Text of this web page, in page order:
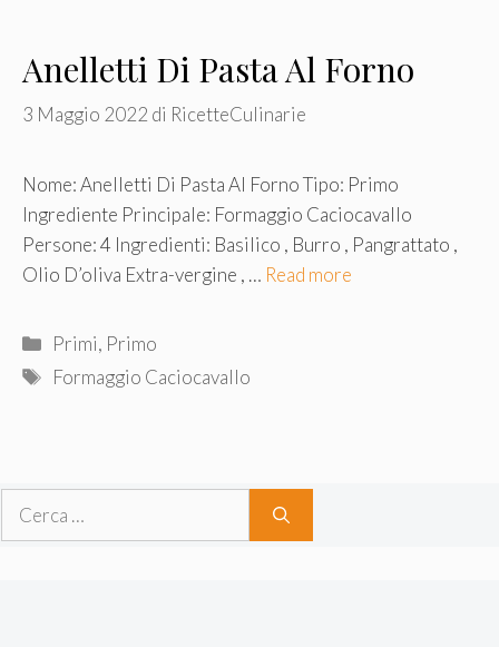
Anelletti Di Pasta Al Forno
3 Maggio 2022 di RicetteCulinarie
Nome: Anelletti Di Pasta Al Forno Tipo: Primo
Ingrediente Principale: Formaggio Caciocavallo
Persone: 4 Ingredienti: Basilico , Burro , Pangrattato ,
Olio D’oliva Extra-vergine , … Read more
Categorie
Primi, Primo
Tag
Formaggio Caciocavallo
Ricerca